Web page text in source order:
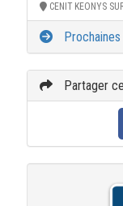
CENIT KEONYS
Partager